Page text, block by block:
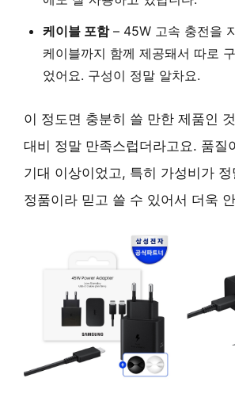
케이블 포함– 45W 고속 충전을
케이블까지 함께 제공돼서 따로
었어요. 구성이 정말 알차요.
이 정도면 충분히 쓸 만한 제품인
대비 정말 만족스럽더라고요. 품질
기대 이상이었고, 특히 가성비가
정품이라 믿고 쓸 수 있어서 더욱